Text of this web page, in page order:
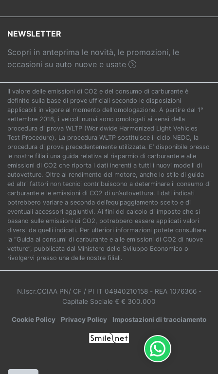
NEWSLETTER
Scopri in anteprima le novità, le promozioni, le
occasioni su auto nuove e usate
Il valore delle emissioni di CO2 e del consumo di carburante è
definito sulla base di prove ufficiali secondo le disposizioni
applicabili in vigore al momento dell'omologazione. A partire dal 1°
settembre 2018, i veicoli nuovi sono omologati ai sensi della
procedura di prova WLTP (Worldwide Harmonized Light Vehicles
Test Procedure). La procedura WLTP sostituisce il ciclo NEDC, la
procedura di prova precedentemente utilizzata. E’ disponibile presso
le nostre filiali una guida relativa al risparmio di carburante e alle
emissioni di CO2 che riporta i dati inerenti a tutti i nuovi modelli di
autovetture. Oltre al rendimento del motore, anche lo stile di guida
ed altri fattori non tecnici contribuiscono a determinare il consumo di
carburante e le emissioni di CO2 di un’autovettura. I dati indicati
potrebbero variare a seconda dell’equipaggiamento scelto e di
eventuali accessori aggiuntivi. Ai fini del calcolo di imposte che si
basano sulle emissioni di CO2, potrebbero essere applicati valori
diversi da quelli indicati. Per ulteriori informazioni potete consultare
la “Guida ai consumi di carburante e alle emissioni di CO2 di nuove
vetture”, pubblicata dal Ministero dello Sviluppo Economico o
rivolgervi presso una delle nostre filiali.
N.Iscr.CCIAA PN/ CF / PI IT 04940210158 - REA 1076366 -
Capitale Sociale € € 300.000
Cookie Policy Privacy Policy Impostazioni di tracciamento